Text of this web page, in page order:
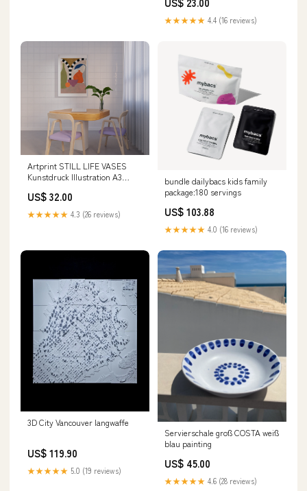
★★★★★ 4.4 (16 reviews)
Artprint STILL LIFE VASES
Kunstdruck Illustration A3
US$ 32.00
★★★★★ 4.3 (26 reviews)
bundle dailybacs kids family
package:180 servings
US$ 103.88
★★★★★ 4.0 (16 reviews)
3D City Vancouver langwaffe
US$ 119.90
★★★★★ 5.0 (19 reviews)
Servierschale groß COSTA weiß
blau painting
US$ 45.00
★★★★★ 4.6 (28 reviews)